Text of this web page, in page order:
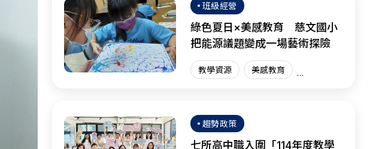
班級經營
綠色夏日×美感教育 慈文國小
把能源議題變成一場藝術探險
教學資源 美感教育
趨勢政策
七所高中職入圍「114年度教學